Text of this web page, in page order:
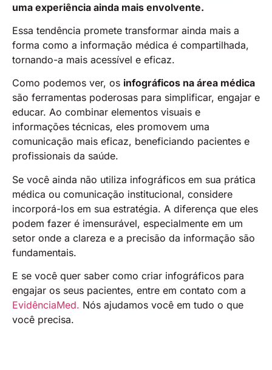
uma experiência ainda mais envolvente.
Essa tendência promete transformar ainda mais a
forma como a informação médica é compartilhada,
tornando-a mais acessível e eficaz.
Como podemos ver, os infográficos na área médica
são ferramentas poderosas para simplificar, engajar e
educar. Ao combinar elementos visuais e
informações técnicas, eles promovem uma
comunicação mais eficaz, beneficiando pacientes e
profissionais da saúde.
Se você ainda não utiliza infográficos em sua prática
médica ou comunicação institucional, considere
incorporá-los em sua estratégia. A diferença que eles
podem fazer é imensurável, especialmente em um
setor onde a clareza e a precisão da informação são
fundamentais.
E se você quer saber como criar infográficos para
engajar os seus pacientes, entre em contato com a
EvidênciaMed. Nós ajudamos você em tudo o que
você precisa.